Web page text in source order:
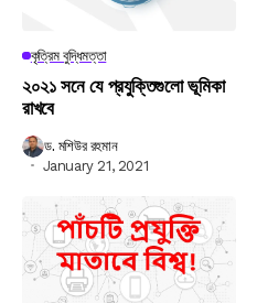
কৃত্রিম বুদ্ধিমত্তা
২০২১ সনে যে প্রযুক্তিগুলো ভূমিকা
রাখবে
ড. মশিউর রহমান
January 21, 2021